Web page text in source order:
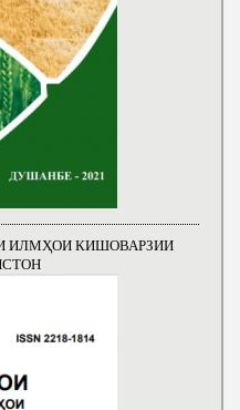
ИЛМҲОИ КИШОВАРЗИИ